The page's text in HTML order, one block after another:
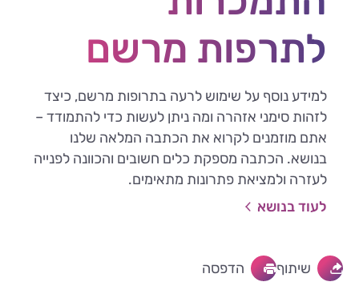
לתרפות מרשם
למידע נוסף על שימוש לרעה בתרופות מרשם, כיצד
לזהות סימני אזהרה ומה ניתן לעשות כדי להתמודד –
אתם מוזמנים לקרוא את הכתבה המלאה שלנו
בנושא. הכתבה מספקת כלים חשובים והכוונה לפנייה
לעזרה ולמציאת פתרונות מתאימים.
לעוד בנושא
שיתוף הדפסה